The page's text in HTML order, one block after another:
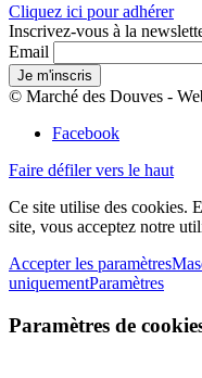
Cliquez ici pour adhérer
Inscrivez-vous à la
Email
© Marché des Douves -
Facebook
Faire défiler vers le haut
Ce site utilise des cookies.
site, vous acceptez notre
Accepter les paramètres
uniquementParamètres
Paramètres de